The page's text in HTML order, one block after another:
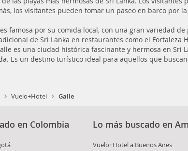
los visitantes pueden tomar un paseo en barco por
famosa por su comida local, con una gran variedad
de Sri Lanka en restaurantes como el
es una ciudad histórica fascinante y hermosa en
Es un destino turístico ideal para aquellos que
Vuelo+Hotel Galle
en Colombia Lo más buscado en
Vuelo+Hotel a Buenos Aires